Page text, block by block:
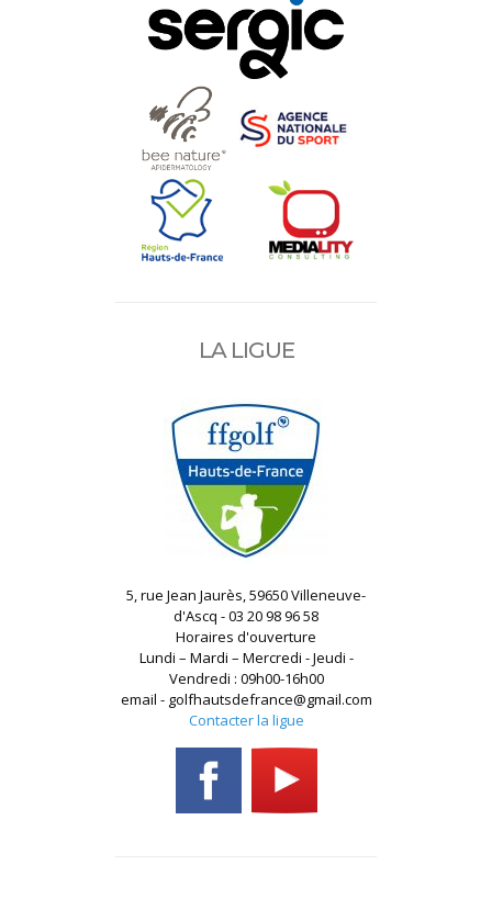
LA LIGUE
5, rue Jean Jaurès, 59650 Villeneuve-
d'Ascq - 03 20 98 96 58
Horaires d'ouverture
Lundi – Mardi – Mercredi - Jeudi -
Vendredi : 09h00-16h00
email - golfhautsdefrance@gmail.com
Contacter la ligue